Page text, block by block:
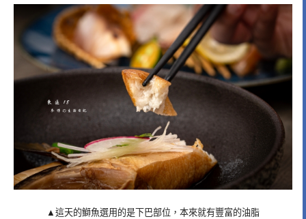
▲這天的鰤魚選用的是下巴部位，本來就有豐富的油脂